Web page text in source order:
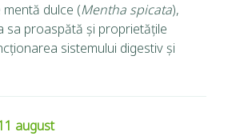
dulce (Mentha spicata),
sa proaspătă și proprietățile
sistemului digestiv și
august